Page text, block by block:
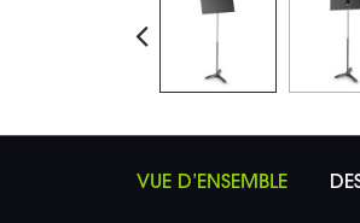
VUE D’ENSEMBLE